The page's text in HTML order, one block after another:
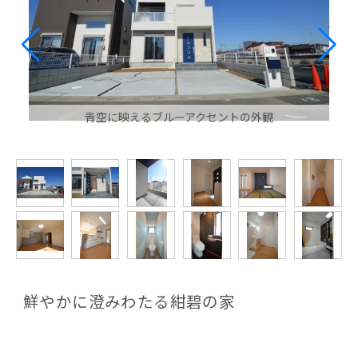
青空に映えるブルーアクセントの外観
鮮やかに澄みわたる紺碧の家